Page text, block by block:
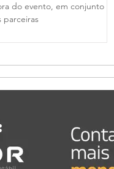
do evento, em conjunto
parceiras